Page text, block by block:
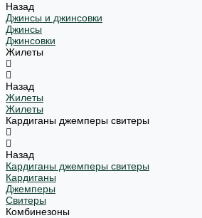
Назад
Джинсы и джинсовки
Джинсы
Джинсовки
Жилеты
Назад
Жилеты
Жилеты
Кардиганы джемперы свитеры
Назад
Кардиганы джемперы свитеры
Кардиганы
Джемперы
Свитеры
Комбинезоны